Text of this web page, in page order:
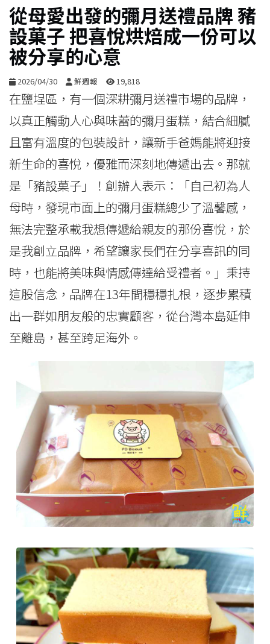
合
影
音
購
物
從母愛出發的彌月送禮品牌 豬
設菓子 把喜悅烘焙成一份可以
被分享的心意
2026/04/30 鮮週報 19,818
在鹽埕區，有一個深耕彌月送禮市場的品牌，
以真正觸動人心與味蕾的彌月蛋糕，結合細膩
且富有溫度的包裝設計，讓新手爸媽能將迎接
新生命的喜悅，優雅而深刻地傳遞出去。那就
是「豬設菓子」！創辦人表示：「自己初為人
母時，發現市面上的彌月蛋糕總少了溫馨感，
無法完整承載我想傳遞給親友的那份喜悅，於
是我創立品牌，希望讓家長們在分享喜訊的同
時，也能將美味與情感傳達給受禮者。」秉持
這股信念，品牌在13年間穩穩扎根，逐步累積
出一群如朋友般的忠實顧客，從台灣本島延伸
至離島，甚至跨足海外。